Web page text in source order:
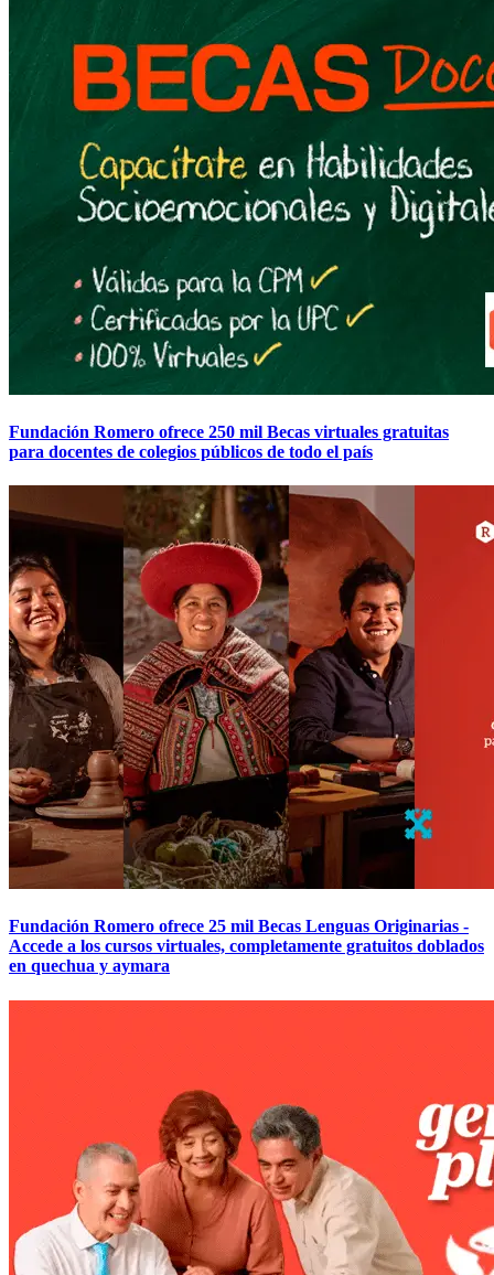
Fundación Romero ofrece 250 mil Becas virtuales gratuitas
para docentes de colegios públicos de todo el país
Fundación Romero ofrece 25 mil Becas Lenguas Originarias -
Accede a los cursos virtuales, completamente gratuitos doblados
en quechua y aymara